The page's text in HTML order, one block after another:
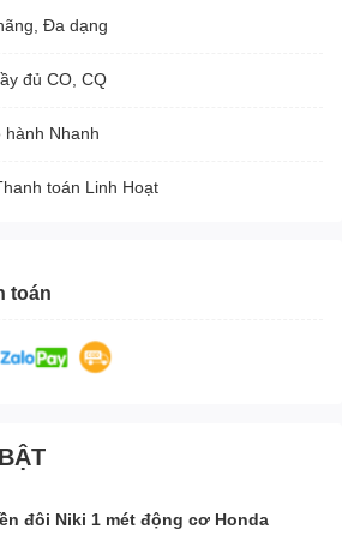
Đa dạng
đủ CO, CQ
Nhanh
toán Linh Hoạt
toán
đôi Niki 1 mét động cơ Honda